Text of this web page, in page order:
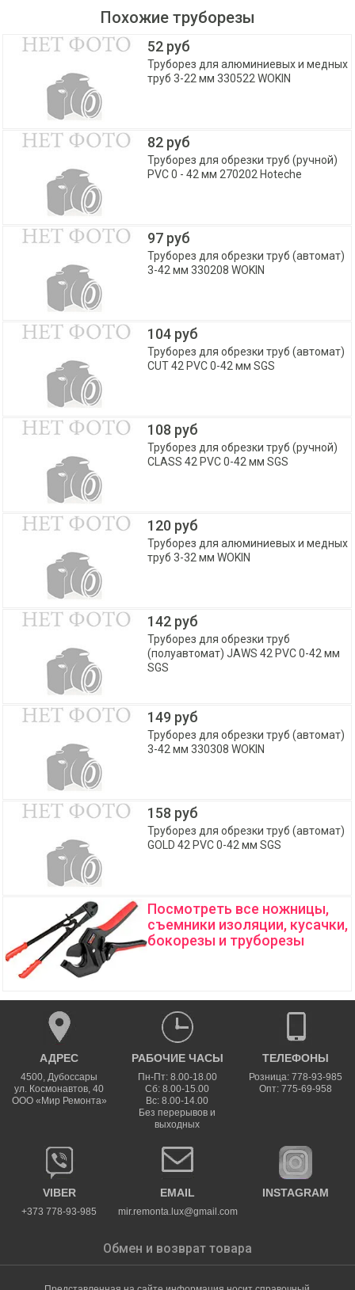
Похожие труборезы
52 руб
Труборез для алюминиевых и медных
труб 3-22 мм 330522 WOKIN
82 руб
Труборез для обрезки труб (ручной)
PVC 0 - 42 мм 270202 Hoteche
97 руб
Труборез для обрезки труб (автомат)
3-42 мм 330208 WOKIN
104 руб
Труборез для обрезки труб (автомат)
CUT 42 PVC 0-42 мм SGS
108 руб
Труборез для обрезки труб (ручной)
CLASS 42 PVC 0-42 мм SGS
120 руб
Труборез для алюминиевых и медных
труб 3-32 мм WOKIN
142 руб
Труборез для обрезки труб
(полуавтомат) JAWS 42 PVC 0-42 мм
SGS
149 руб
Труборез для обрезки труб (автомат)
3-42 мм 330308 WOKIN
158 руб
Труборез для обрезки труб (автомат)
GOLD 42 PVC 0-42 мм SGS
Посмотреть все ножницы,
съемники изоляции, кусачки,
бокорезы и труборезы
АДРЕС
4500,Дубоссары
ул. Космонавтов, 40
ООО «Мир Ремонта»
РАБОЧИЕ ЧАСЫ
Пн-Пт: 8.00-18.00
Сб: 8.00-15.00
Вс: 8.00-14.00
Без перерывов и
выходных
ТЕЛЕФОНЫ
Розница: 778-93-985
Опт: 775-69-958
VIBER
+373 778-93-985
EMAIL
mir.remonta.lux@gmail.com
INSTAGRAM
Обмен и возврат товара